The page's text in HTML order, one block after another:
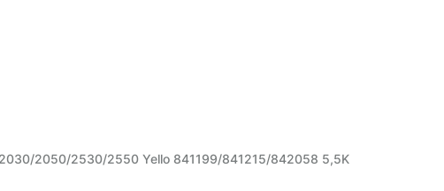
2050/2530/2550 Yello 841199/841215/842058 5,5K